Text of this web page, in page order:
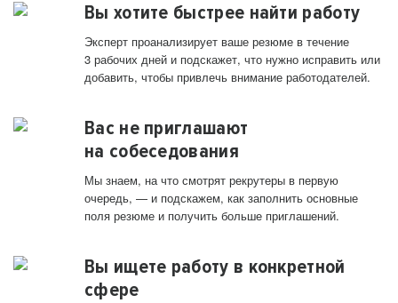
Вы хотите быстрее найти работу
Эксперт проанализирует ваше резюме в течение
3 рабочих дней и подскажет, что нужно исправить или
добавить, чтобы привлечь внимание работодателей.
Вас не приглашают
на собеседования
Мы знаем, на что смотрят рекрутеры в первую
очередь, — и подскажем, как заполнить основные
поля резюме и получить больше приглашений.
Вы ищете работу в конкретной
сфере